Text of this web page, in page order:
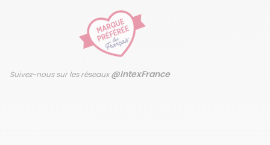
Suivez-nous sur les réseaux@IntexFrance